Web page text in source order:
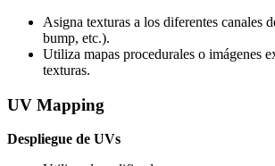
Asigna texturas a los diferentes canales
bump, etc.).
Utiliza mapas procedurales o imágenes
texturas.
UV Mapping
Despliegue de UVs